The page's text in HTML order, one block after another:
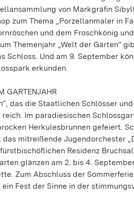
von Markgräfin
zum Thema „Porzellanmaler in
und dem Froschkönig
Themenjahr „Welt der Gärten“
Schloss. Und am 9. September
erkunden.
GARTENJAHR
das die Staatlichen Schlösser
Im paradiesischen
Herkulesbrunnen gefeiert.
mitreißende Jugendorchester
Residenz
glänzen am 2. bis 4.
Zum Abschluss der
Fest der Sinne in der